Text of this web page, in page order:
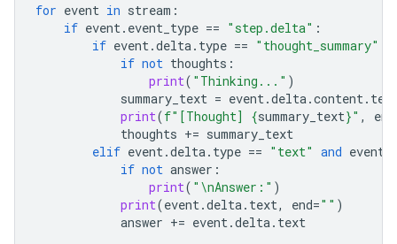
for event in stream :
if event. event_type == "step.delta" :
if event.delta. type == "thought_summary"
if not thoughts :
print( "Thinking..." )
summary_text = event.delta.content.
print(f"[Thought] {summary_text}" , end
thoughts += summary_text
elif event.delta. type == "text" and event
if not answer :
print( " \nAnswer:" )
print(event.delta. text, end="" )
answer += event.delta. text